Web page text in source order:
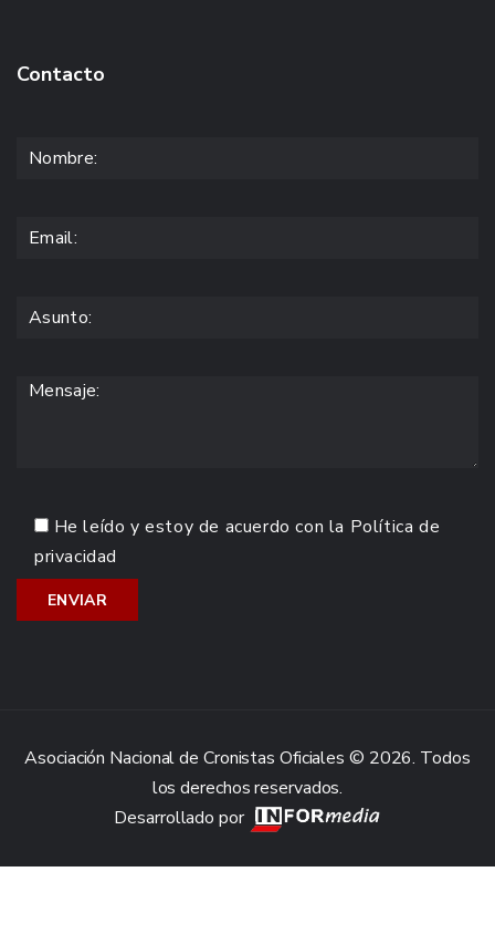
Contacto
He leído y estoy de acuerdo con la Política de
privacidad
Asociación Nacional de Cronistas Oficiales © 2026. Todos
los derechos reservados.
Desarrollado por